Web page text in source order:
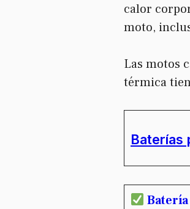
calor
moto,
Las motos
térmica
Baterías